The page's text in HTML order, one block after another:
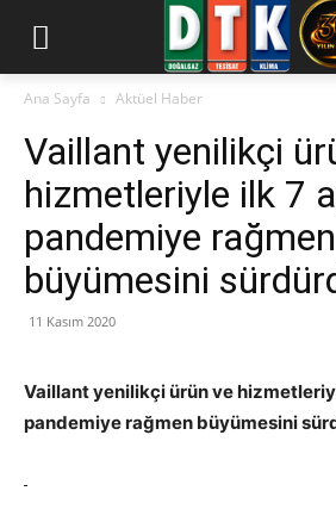
Ana Sayfa Aktüel Haber
Vaillant yenilikçi
hizmetleriyle ilk 7
pandemiye rağmen
büyümesini
11 Kasım 2020
Vaillant yenilikçi ürün ve
pandemiye rağmen büyümesini